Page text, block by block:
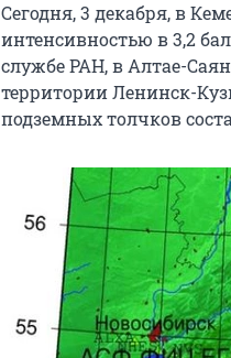
Сегодня, 3 декабря, в
интенсивностью в 3,2
службе РАН, в Алтае-
территории Ленинск-
подземных толчков